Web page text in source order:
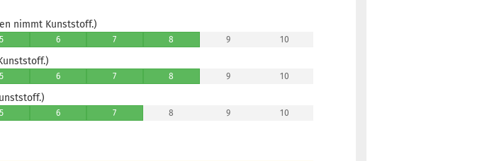
nimmt Kunststoff.)
5 6 7 8 9 10
5 6 7 8 9 10
5 6 7 8 9 10